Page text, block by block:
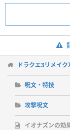
ドラクエ3リメイ
呪文・特技
攻撃呪文
イオナズンの効